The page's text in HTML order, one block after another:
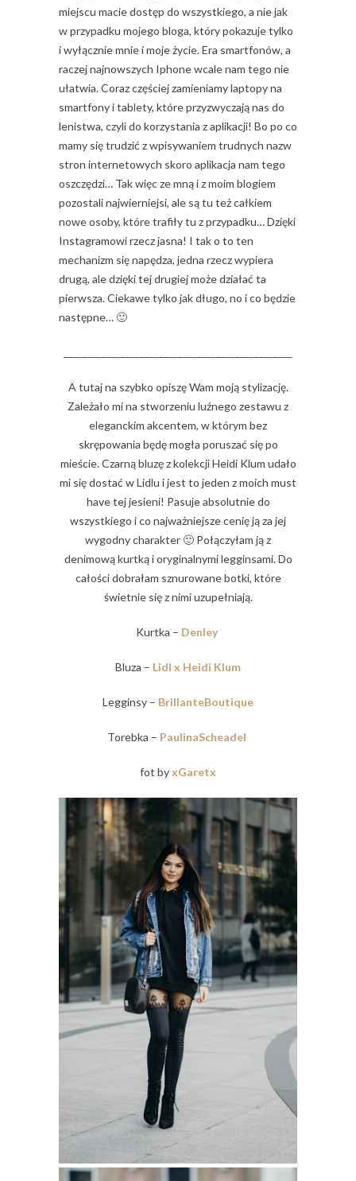
miejscu macie dostęp do wszystkiego, a nie jak
w przypadku mojego bloga, który pokazuje tylko
i wyłącznie mnie i moje życie. Era smartfonów, a
raczej najnowszych Iphone wcale nam tego nie
ułatwia. Coraz częściej zamieniamy laptopy na
smartfony i tablety, które przyzwyczają nas do
lenistwa, czyli do korzystania z aplikacji! Bo po co
mamy się trudzić z wpisywaniem trudnych nazw
stron internetowych skoro aplikacja nam tego
oszczędzi… Tak więc ze mną i z moim blogiem
pozostali najwierniejsi, ale są tu też całkiem
nowe osoby, które trafiły tu z przypadku… Dzięki
Instagramowi rzecz jasna! I tak o to ten
mechanizm się napędza, jedna rzecz wypiera
drugą, ale dzięki tej drugiej może działać ta
pierwsza. Ciekawe tylko jak długo, no i co będzie
następne… 🙂
A tutaj na szybko opiszę Wam moją stylizację.
Zależało mi na stworzeniu luźnego zestawu z
eleganckim akcentem, w którym bez
skrępowania będę mogła poruszać się po
mieście. Czarną bluzę z kolekcji Heidi Klum udało
mi się dostać w Lidlu i jest to jeden z moich must
have tej jesieni! Pasuje absolutnie do
wszystkiego i co najważniejsze cenię ją za jej
wygodny charakter 🙂 Połączyłam ją z
denimową kurtką i oryginalnymi legginsami. Do
całości dobrałam sznurowane botki, które
świetnie się z nimi uzupełniają.
Kurtka – Denley
Bluza – Lidl x Heidi Klum
Legginsy – BrillanteBoutique
Torebka – PaulinaScheadel
fot byxGaretx